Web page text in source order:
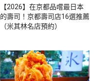
【2026】在京都品嚐最日本
的壽司！京都壽司店16選推薦
（米其林名店預約）